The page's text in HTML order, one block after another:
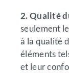
2. Qualité
seulement
à la qualité
éléments
et leur